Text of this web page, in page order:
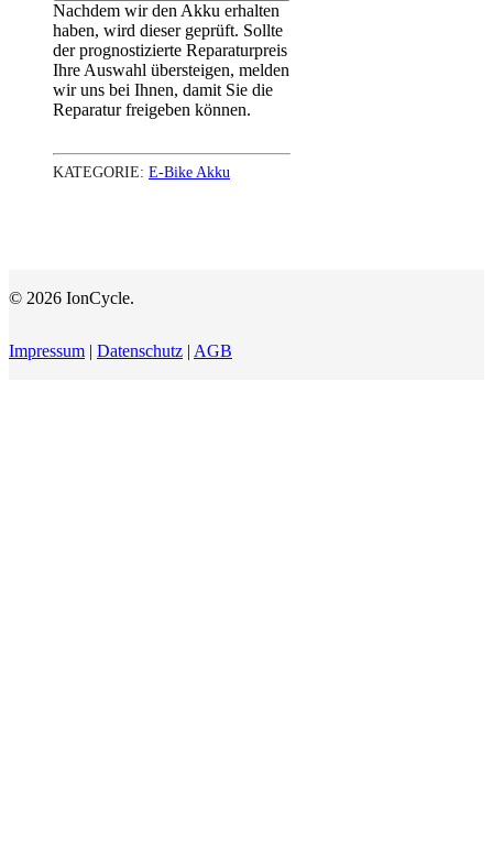
Nachdem wir den Akku erhalten
haben, wird dieser geprüft. Sollte
der prognostizierte Reparaturpreis
Ihre Auswahl übersteigen, melden
wir uns bei Ihnen, damit Sie die
Reparatur freigeben können.
KATEGORIE: E-Bike Akku
© 2026 IonCycle.
Impressum | Datenschutz | AGB